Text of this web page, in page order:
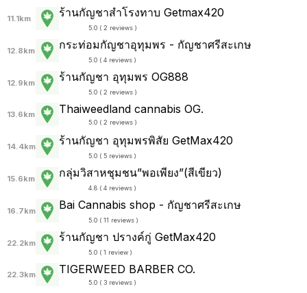
11.1km ร้านกัญชาสำโรงทาบ Getmax420
5.0 ( 2 reviews )
12.8km กระท่อมกัญชาอุทุมพร - กัญชาศรีสะเกษ
5.0 ( 4 reviews )
12.9km ร้านกัญชา อุทุมพร OG888
5.0 ( 2 reviews )
13.6km Thaiweedland cannabis OG.
5.0 ( 2 reviews )
14.4km ร้านกัญชา อุทุมพรพิสัย GetMax420
5.0 ( 5 reviews )
15.6km กลุ่มวิสาหชุมชน”พอเพียง”(สีเขียว)
4.8 ( 4 reviews )
16.7km Bai Cannabis shop - กัญชาศรีสะเกษ
5.0 ( 11 reviews )
22.2km ร้านกัญชา ปรางค์กู่ GetMax420
5.0 ( 1 review )
22.3km TIGERWEED​ BARBER​ CO​.
5.0 ( 3 reviews )